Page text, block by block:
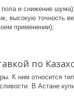
пола и снижение шума);
высокую точность
применении);
по
К ним относится
В Астане